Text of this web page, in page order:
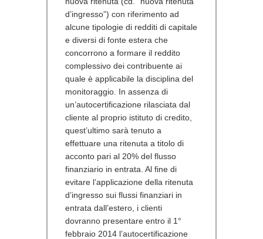
d’ingresso”) con riferimento ad
alcune tipologie di redditi di capitale
e diversi di fonte estera che
concorrono a formare il reddito
complessivo dei contribuente ai
quale è applicabile la disciplina del
monitoraggio. In assenza di
un’autocertificazione rilasciata dal
cliente al proprio istituto di credito,
quest’ultimo sarà tenuto a
effettuare una ritenuta a titolo di
acconto pari al 20% del flusso
finanziario in entrata. Al fine di
evitare l’applicazione della ritenuta
d’ingresso sui flussi finanziari in
entrata dall’estero, i clienti
dovranno presentare entro il 1°
febbraio 2014 l’autocertificazione